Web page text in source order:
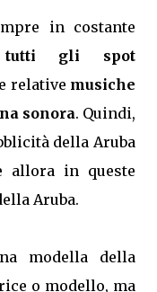
in costante
tutti gli spot
relative musiche
sonora. Quindi,
della Aruba
allora in queste
Aruba.
modella della
o modello, ma